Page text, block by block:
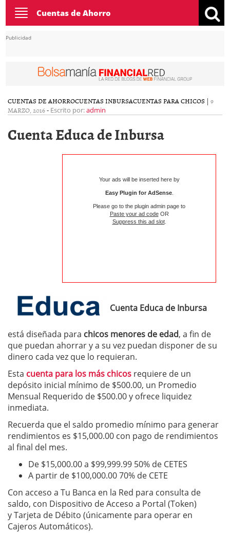
Toggle
navigation
Cuentas de Ahorro
Publicidad
CUENTAS DE AHORROCUENTAS INBURSACUENTAS PARA CHICOS | 9
MARZO, 2016- Escrito por:admin
Cuenta Educa de Inbursa
Your ads will be inserted here by
Easy Plugin for AdSense.
Please go to the plugin admin page to
Paste your ad codeOR
Suppress this ad slot.
Cuenta Educa de Inbursa
está diseñada para chicos menores de edad, a fin de
que puedan ahorrar y a su vez puedan disponer de su
dinero cada vez que lo requieran.
Esta cuenta para los más chicos requiere de un
depósito inicial mínimo de $500.00, un Promedio
Mensual Requerido de $500.00 y ofrece liquidez
inmediata.
Recuerda que el saldo promedio mínimo para generar
rendimientos es $15,000.00 con pago de rendimientos
al final del mes.
De $15,000.00 a $99,999.99 50% de CETES
A partir de $100,000.00 70% de CETE
Con acceso a Tu Banca en la Red para consulta de
saldo, con Dispositivo de Acceso a Portal (Token)
y Tarjeta de Débito (únicamente para operar en
Cajeros Automáticos).